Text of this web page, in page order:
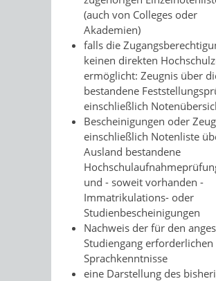
(auch von Colleges oder
Akademien)
falls die
keinen direkten
ermöglicht: Zeugnis über
bestandene
einschließlich
Bescheinigungen oder
einschließlich Notenliste
Ausland bestandene
und - soweit vorhanden -
Immatrikulations- oder
Studienbescheinigungen
Nachweis der für den
Studiengang erforderlichen
Sprachkenntnisse
eine Darstellung des